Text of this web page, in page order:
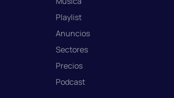
Playlist
Anuncios
Sectores
Precios
Podcast